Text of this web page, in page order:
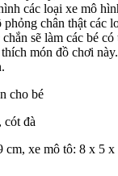
các loại xe mô
phỏng chân thật các
sẽ làm các bé
món đồ chơi
cho bé
đà
xe mô tô: 8 x 5 x